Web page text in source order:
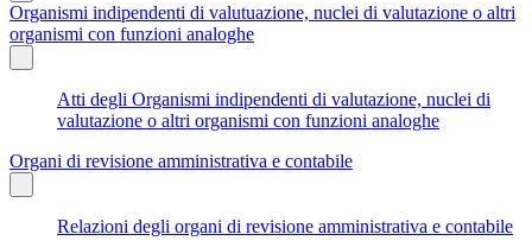
Organismi indipendenti di valutuazione, nuclei di valutazione o altri
organismi con funzioni analoghe
Atti degli Organismi indipendenti di valutazione, nuclei di
valutazione o altri organismi con funzioni analoghe
Organi di revisione amministrativa e contabile
Relazioni degli organi di revisione amministrativa e contabile